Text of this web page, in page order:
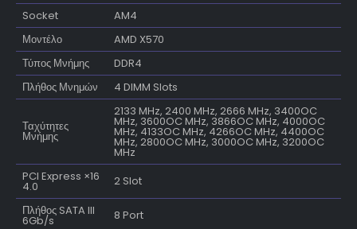
Socket
AM4
Μοντέλο
AMD X570
Τύπος Μνήμης
DDR4
Πλήθος Μνημών
4 DIMM Slots
Ταχύτητες
Μνήμης
2133 MHz, 2400 MHz, 2666 MHz, 3400OC
MHz, 3600OC MHz, 3866OC MHz, 4000OC
MHz, 4133OC MHz, 4266OC MHz, 4400OC
MHz, 2800OC MHz, 3000OC MHz, 3200OC
MHz
PCI Express ×16
4.0
2 Slot
Πλήθος SATA III
6Gb/s
8 Port